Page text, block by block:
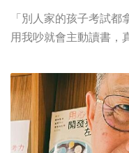
「別人家的孩子考試
用我吵就會主動讀書，